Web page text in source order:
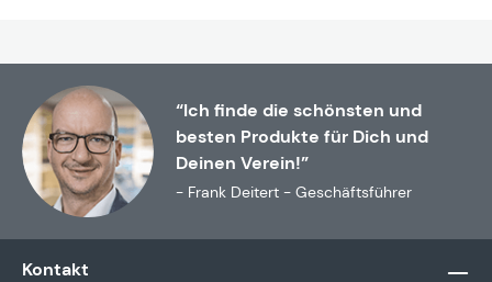
“Ich finde die schönsten und
besten Produkte für Dich und
Deinen Verein!”
- Frank Deitert - Geschäftsführer
Kontakt